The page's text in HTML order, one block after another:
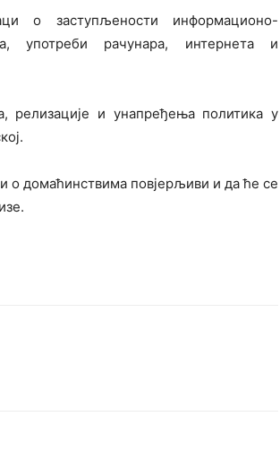
о заступљености информационо-
употреби рачунара, интернета и
и унапређења политика у
домаћинствима повјерљиви и да ће се